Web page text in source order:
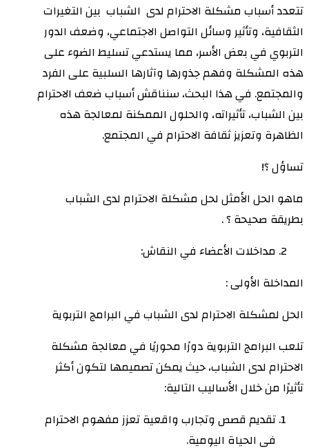
تتعدد أسباب مشكلة الاحترام لدى الشباب بين التغيرات
الثقافية، وتأثير وسائل التواصل الاجتماعي، وضعف الدور
التربوي في بعض الأسر، مما يستدعي تسليط الضوء على
هذه المشكلة وفهم جذورها وآثارها السلبية على الفرد
والمجتمع. في هذا البحث، سنناقش أسباب ضعف الاحترام
بين الشباب، تأثيراته، والحلول الممكنة لمعالجة هذه
الظاهرة وتعزيز ثقافة الاحترام في المجتمع.
تساؤل ؟!
ماهو الحل الأمثل لحل مشكلة الاحترام لدى الشباب
بطريقة صحيحة ؟ .
مداخلات الأعضاء في النقاش:
المداخلة الأولى :
الحل لمشكلة الاحترام لدى الشباب في البرامج التربوية
تلعب البرامج التربوية دورًا محوريًا في معالجة مشكلة
الاحترام لدى الشباب، حيث يمكن تصميمها لتكون أكثر
تأثيرًا من خلال الأساليب التالية:
تقديم قصص وتجارب واقعية تعزز مفهوم الاحترام
في الحياة اليومية.